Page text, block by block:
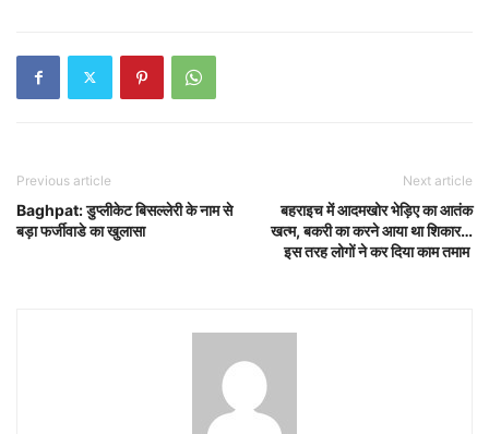
Previous article
Baghpat: डुप्लीकेट बिसल्लेरी के नाम से
बड़ा फर्जीवाडे का खुलासा
Next article
बहराइच में आदमखोर भेड़िए का आतंक
खत्म, बकरी का करने आया था शिकार…
इस तरह लोगों ने कर दिया काम तमाम